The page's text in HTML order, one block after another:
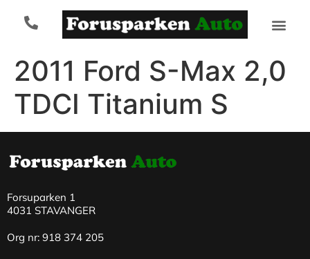
2011 Ford S-Max 2,0
TDCI Titanium S
Forsuparken 1
4031 STAVANGER
Org nr: 918 374 205